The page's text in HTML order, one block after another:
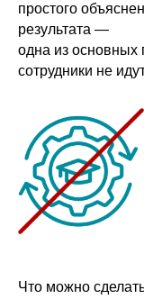
простого
результата —
одна из
сотрудники не
Что можно